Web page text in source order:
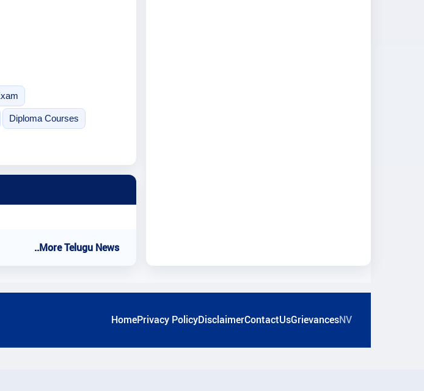
Diploma Courses
..More Telugu News
HomePrivacy PolicyDisclaimerContactUsGrievancesNV